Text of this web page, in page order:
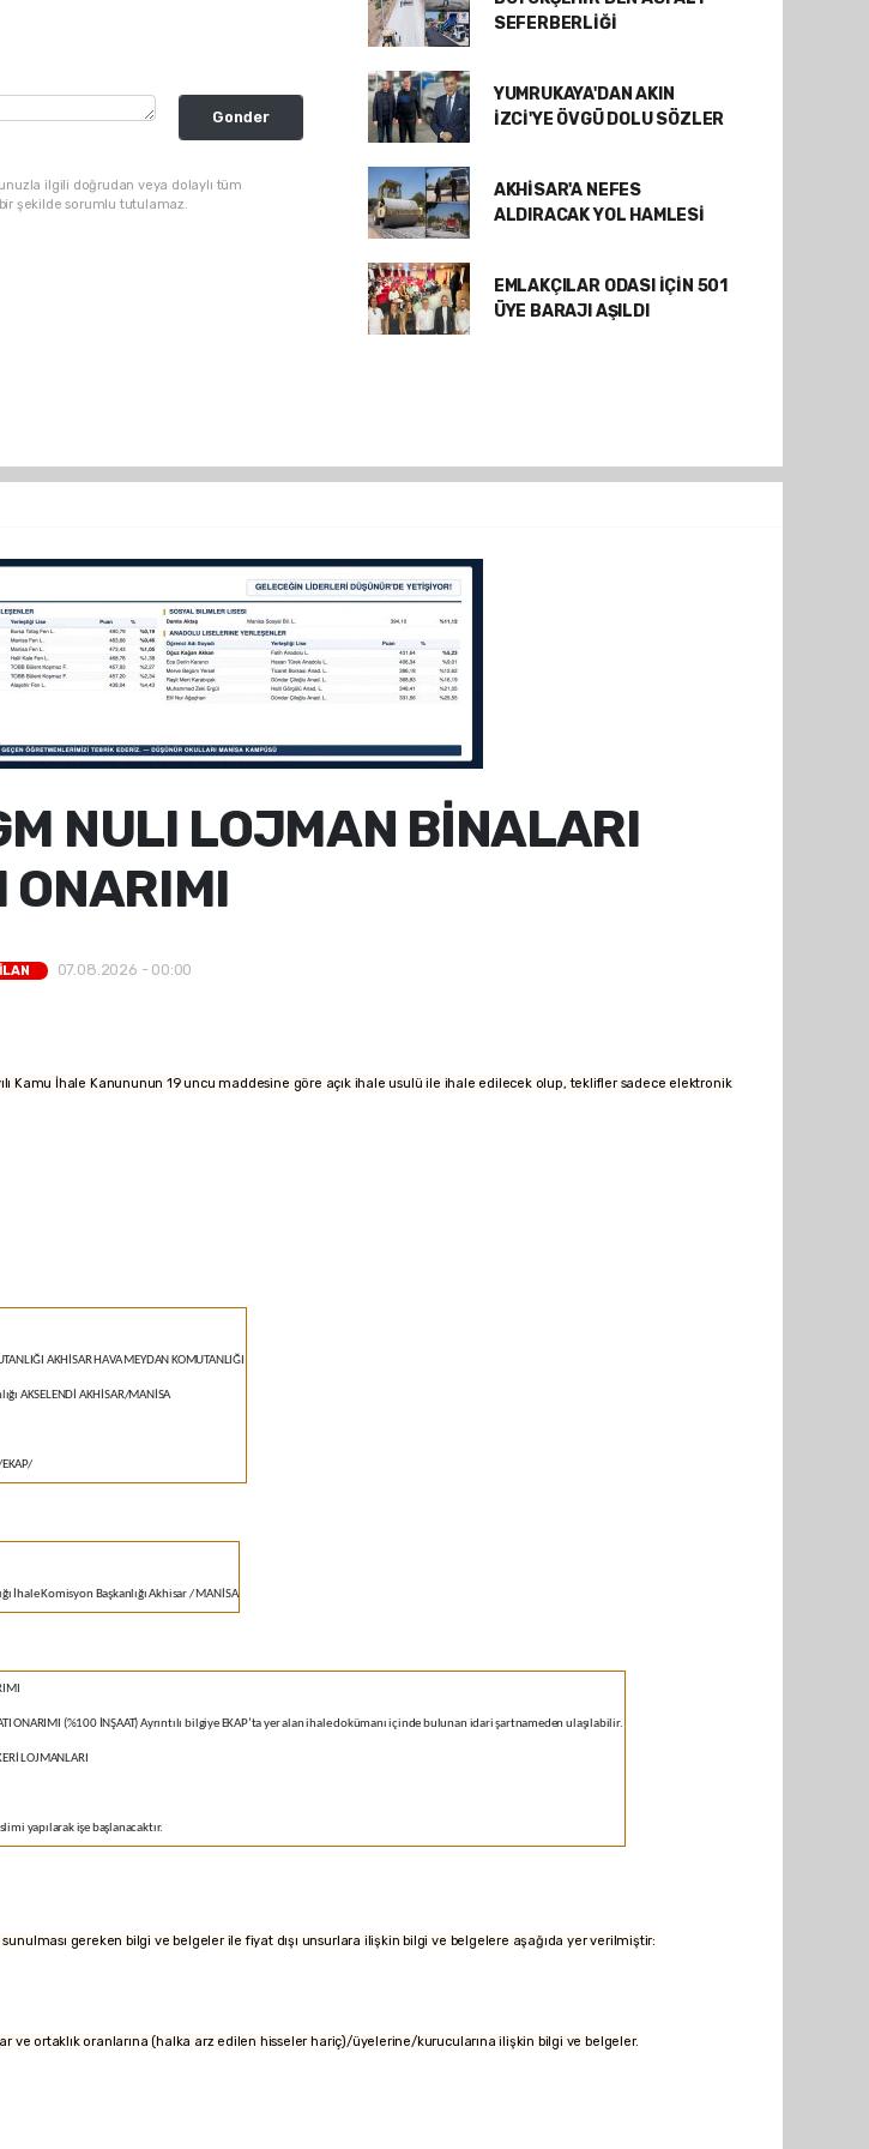
Gonder
ilgili doğrudan veya dolaylı tüm
şekilde sorumlu tutulamaz.
SEFERBERLİĞİ
YUMRUKAYA'DAN AKIN
İZCİ'YE ÖVGÜ DOLU SÖZLER
AKHİSAR'A NEFES
ALDIRACAK YOL HAMLESİ
EMLAKÇILAR ODASI İÇİN 501
ÜYE BARAJI AŞILDI
NULI LOJMAN BİNALARI
ONARIMI
07.08.2026 - 00:00
Kamu İhale Kanununun 19 uncu maddesine göre açık ihale usulü ile ihale edilecek olup, teklifler sadece elektronik
AKHİSAR HAVA MEYDAN KOMUTANLIĞI
AKSELENDİ AKHİSAR/MANİSA
İhale Komisyon Başkanlığı Akhisar / MANİSA
ONARIMI (%100 İNŞAAT) Ayrıntılı bilgiye EKAP’ta yer alan ihale dokümanı içinde bulunan idari şartnameden ulaşılabilir.
LOJMANLARI
yapılarak işe başlanacaktır.
gereken bilgi ve belgeler ile fiyat dışı unsurlara ilişkin bilgi ve belgelere aşağıda yer verilmiştir:
ortaklık oranlarına (halka arz edilen hisseler hariç)/üyelerine/kurucularına ilişkin bilgi ve belgeler.